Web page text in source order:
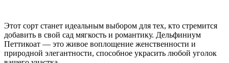
Этот сорт станет идеальным выбором для тех, кто стремится
добавить в свой сад мягкость и романтику. Дельфиниум
Петтикоат — это живое воплощение женственности и
природной элегантности, способное украсить любой уголок